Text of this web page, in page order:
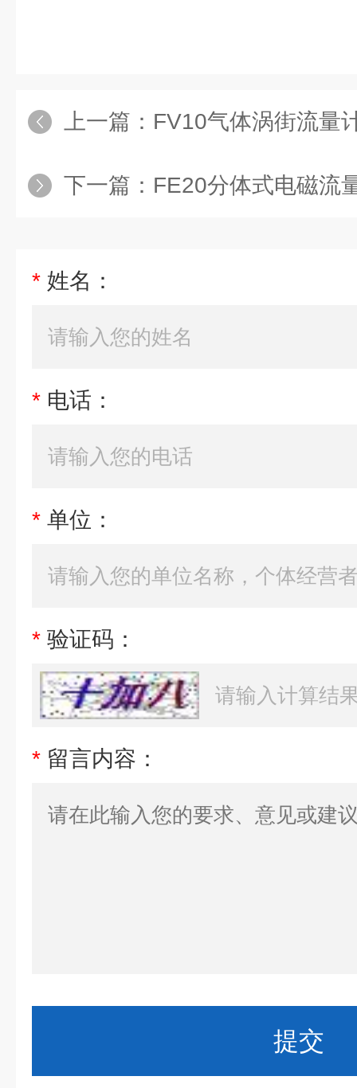
上一篇： FV10气体涡街流量
下一篇： FE20分体式电磁流
* 姓名：
* 电话：
* 单位：
* 验证码：
* 留言内容：